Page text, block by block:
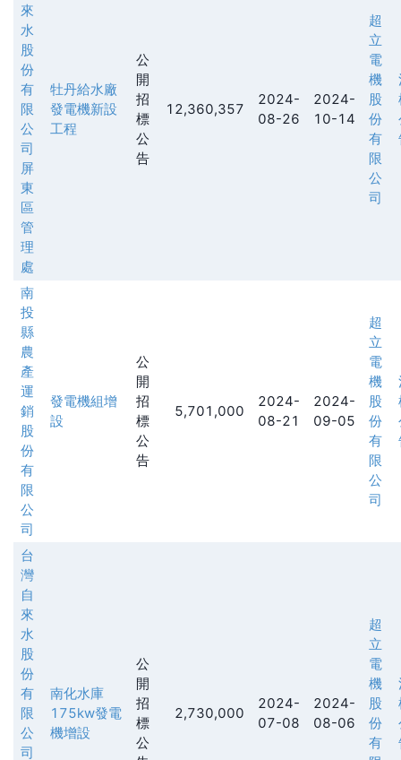
來
水
股
份
有
限
公
司
屏
東
區
管
理
處
牡丹給水廠
發電機新設
工程
公
開
招
標
公
告
12,360,357
2024-
08-26
2024-
10-14
超
立
電
機
股
份
有
限
公
司
南
投
縣
農
產
運
銷
股
份
有
限
公
司
發電機組增
設
公
開
招
標
公
告
5,701,000
2024-
08-21
2024-
09-05
超
立
電
機
股
份
有
限
公
司
台
灣
自
來
水
股
份
有
限
公
司
南化水庫
175kw發電
機增設
公
開
招
標
公
2,730,000
2024-
07-08
2024-
08-06
超
立
電
機
股
份
有